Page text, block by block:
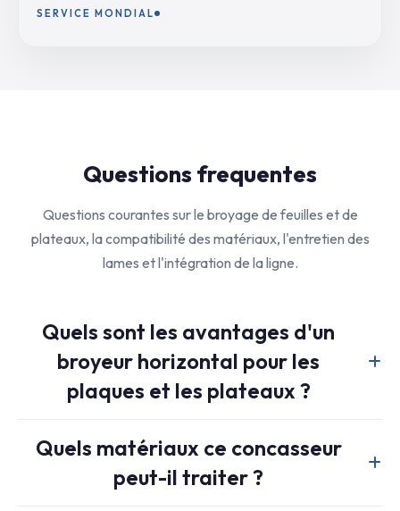
SERVICE MONDIAL
Questions frequentes
Questions courantes sur le broyage de feuilles et de
plateaux, la compatibilité des matériaux, l'entretien des
lames et l'intégration de la ligne.
Quels sont les avantages d'un
broyeur horizontal pour les
plaques et les plateaux ?
que les feuilles, les plateaux et les résidus de broyage sans
prédécoupe. La large trémie horizontale et le vérin
Quels matériaux ce concasseur
peut-il traiter ?